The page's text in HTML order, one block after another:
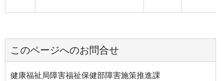
このページへのお問合せ
健康福祉局障害福祉保健部障害施策推進課